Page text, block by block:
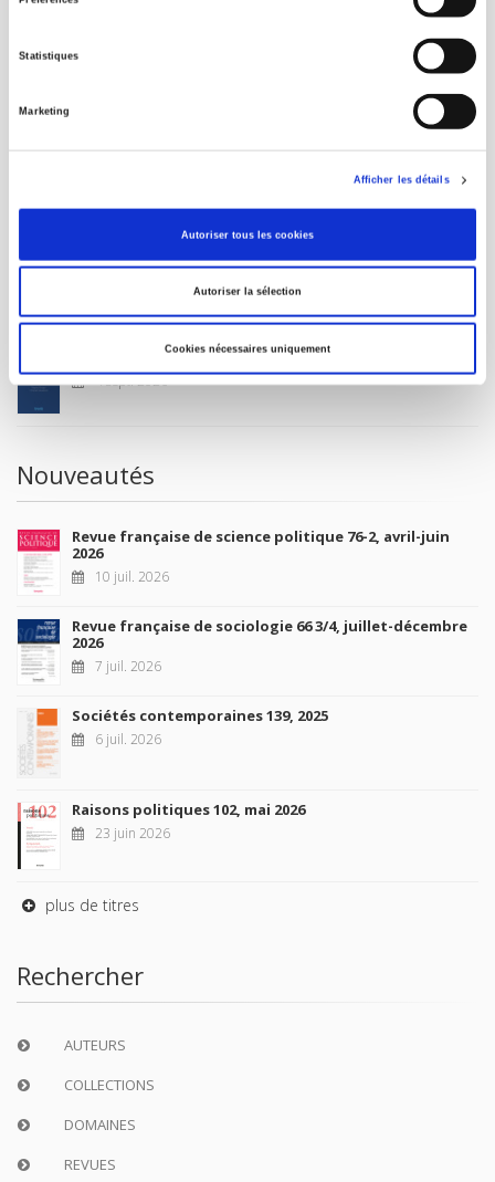
Statistiques
Marketing
Afficher les détails
Autoriser tous les cookies
Autoriser la sélection
Cookies nécessaires uniquement
à la transmission des savoirs et des idées
FOREIGN RIGHTS
POUR LES LIBRAIRES
La France et l'Union européenne
4 sept. 2026
Nouveautés
Revue française de science politique 76-2, avril-juin
2026
10 juil. 2026
Revue française de sociologie 66 3/4, juillet-décembre
2026
7 juil. 2026
Sociétés contemporaines 139, 2025
6 juil. 2026
Raisons politiques 102, mai 2026
23 juin 2026
plus de titres
Rechercher
AUTEURS
COLLECTIONS
DOMAINES
REVUES